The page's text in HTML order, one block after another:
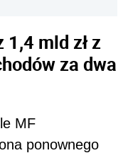
mld zł z
za dwa
MF
ponownego